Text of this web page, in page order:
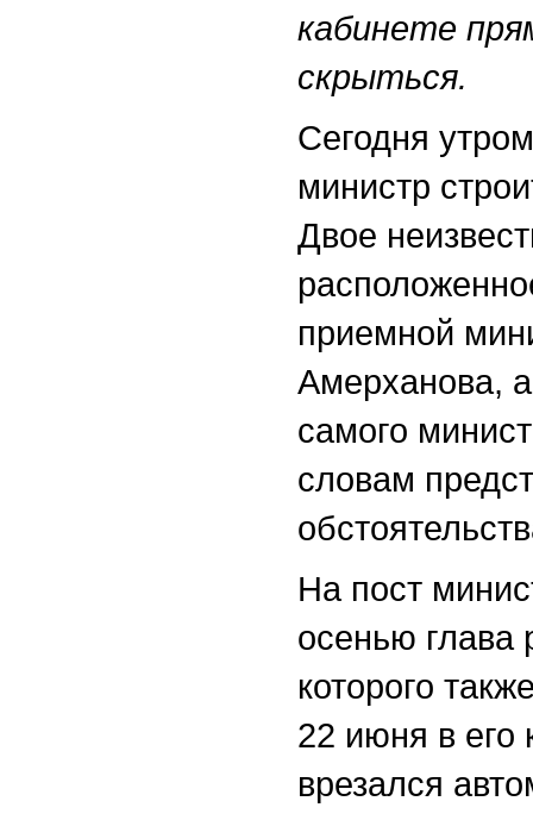
кабинете
скрыться.
Сегодня
министр
Двое
приемной
Амерханова,
самого
словам
На пост
осенью глава
которого
22 июня в его
врезался